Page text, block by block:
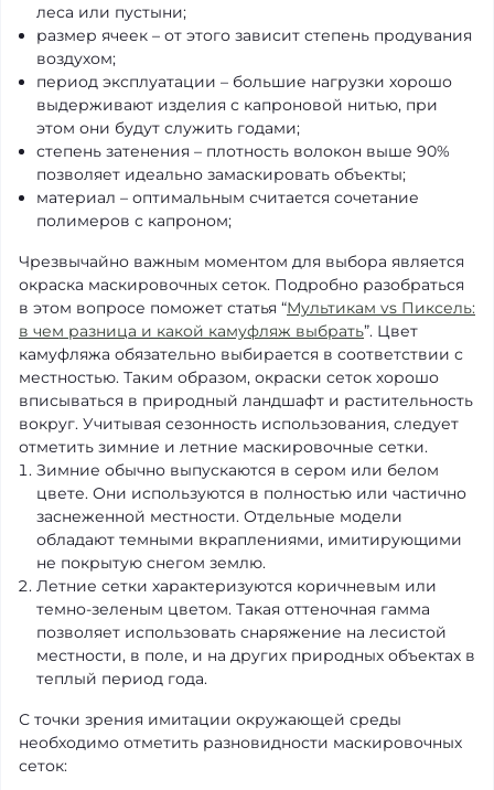
леса или пустыни;
размер ячеек – от этого зависит степень продувания
воздухом;
период эксплуатации – большие нагрузки хорошо
выдерживают изделия с капроновой нитью, при
этом они будут служить годами;
степень затенения – плотность волокон выше 90%
позволяет идеально замаскировать объекты;
материал – оптимальным считается сочетание
полимеров с капроном;
Чрезвычайно важным моментом для выбора является
окраска маскировочных сеток. Подробно разобраться
в этом вопросе поможет статья “Мультикам vs Пиксель:
в чем разница и какой камуфляж выбрать”. Цвет
камуфляжа обязательно выбирается в соответствии с
местностью. Таким образом, окраски сеток хорошо
вписываться в природный ландшафт и растительность
вокруг. Учитывая сезонность использования, следует
отметить зимние и летние маскировочные сетки.
Зимние обычно выпускаются в сером или белом
цвете. Они используются в полностью или частично
заснеженной местности. Отдельные модели
обладают темными вкраплениями, имитирующими
не покрытую снегом землю.
Летние сетки характеризуются коричневым или
темно-зеленым цветом. Такая оттеночная гамма
позволяет использовать снаряжение на лесистой
местности, в поле, и на других природных объектах в
теплый период года.
С точки зрения имитации окружающей среды
необходимо отметить разновидности маскировочных
сеток: